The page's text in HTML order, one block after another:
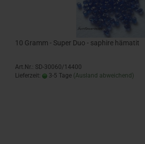
10 Gramm - Super Duo - saphire hämatit
Art.Nr.: SD-30060/14400
Lieferzeit:
3-5 Tage (Ausland abweichend)